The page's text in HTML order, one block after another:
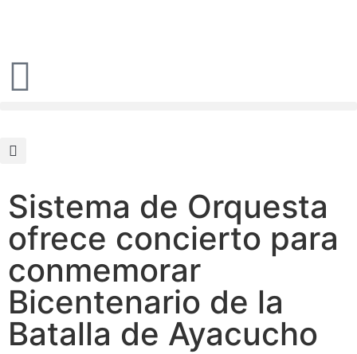
Sistema de Orquesta
ofrece concierto para
conmemorar
Bicentenario de la
Batalla de Ayacucho